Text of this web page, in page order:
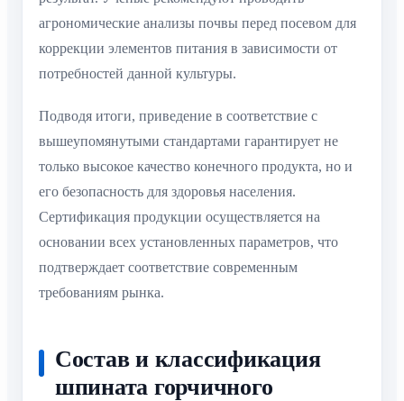
агрономические анализы почвы перед посевом для
коррекции элементов питания в зависимости от
потребностей данной культуры.
Подводя итоги, приведение в соответствие с
вышеупомянутыми стандартами гарантирует не
только высокое качество конечного продукта, но и
его безопасность для здоровья населения.
Сертификация продукции осуществляется на
основании всех установленных параметров, что
подтверждает соответствие современным
требованиям рынка.
Состав и классификация
шпината горчичного